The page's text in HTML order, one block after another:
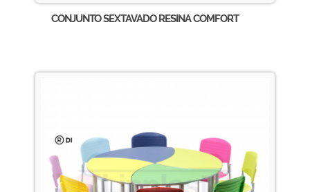
CONJUNTO SEXTAVADO RESINA COMFORT